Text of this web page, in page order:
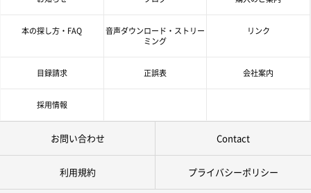
言 語
ジャンル
本の探し方・FAQ
音声ダウンロード・ストリー
ミング
リンク
目録請求 正誤表 会社案内
採用情報
お問い合わせ Contact
利用規約 プライバシーポリシー